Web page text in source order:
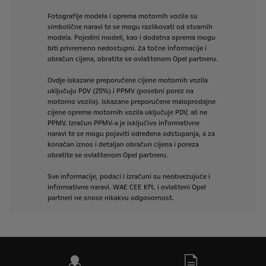
Fotografije modela i oprema motornih vozila su
simbolične naravi te se mogu razlikovati od stvarnih
modela. Pojedini modeli, kao i dodatna oprema mogu
biti privremeno nedostupni. Za točne informacije i
obračun cijena, obratite se ovlaštenom Opel partneru.
Ovdje iskazane preporučene cijene motornih vozila
uključuju PDV (25%) i PPMV (posebni porez na
motorno vozila). Iskazane preporučene maloprodajne
cijene opreme motornih vozila uključuje PDV, ali ne
PPMV. Izračun PPMV-a je isključivo informativne
naravi te se mogu pojaviti određena odstupanja, a za
konačan iznos i detaljan obračun cijena i poreza
obratite se ovlaštenom Opel partneru.
Sve informacije, podaci i izračuni su neobvezujuće i
informativne naravi. WAE CEE Kft. i ovlašteni Opel
partneri ne snose nikakvu odgovornost.